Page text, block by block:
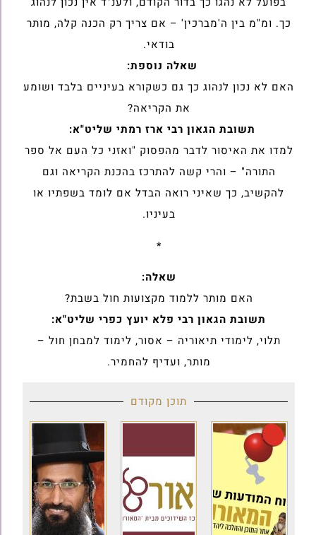
כך. ומ"מ בין ה'מברכין' – אם צריך רק הכנה קלה, ‏מותר
בודאי.
שאלה נוספת:
האם לא נכון לנהוג כך גם כשקורא בעיניים בלבד ושומע
את הקריאה?
תשובת הגאון רבי ארז רמתי שליט"א:
למדו את האיסור לדבר מהפסוק "ואזני כל העם אל ספר
התורה" – והרי קשה ‏להתרכז בהכנת הקריאה וגם
להקשיב, כך שאיני רואה הבדל אם לומד בשפתיו ‏או
בעיניו.‏
*
שאלה:
האם מותר ללמוד מקצועות חול בשבת?
תשובת הגאון רבי פלא יועץ כפרי שליט"א:
תלוי, לימודי תיאוריה – אסור, לימוד למבחן חול –
מותר, ועדיף להחמיר.‏
תוכן מקודם